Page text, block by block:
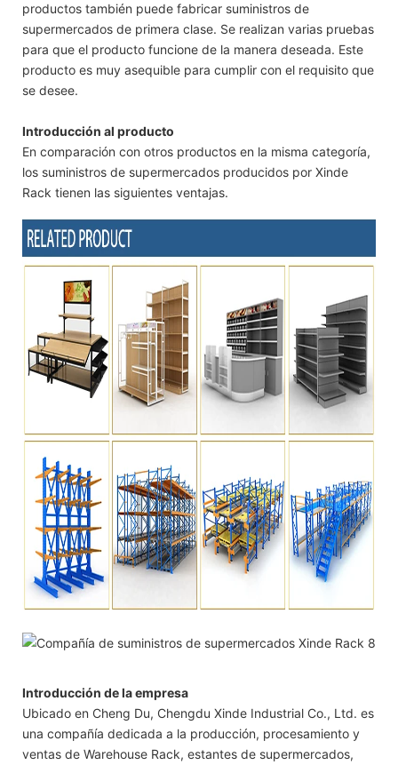
productos también puede fabricar suministros de
supermercados de primera clase. Se realizan varias pruebas
para que el producto funcione de la manera deseada. Este
producto es muy asequible para cumplir con el requisito que
se desee.
Introducción al producto
En comparación con otros productos en la misma categoría,
los suministros de supermercados producidos por Xinde
Rack tienen las siguientes ventajas.
Introducción de la empresa
Ubicado en Cheng Du, Chengdu Xinde Industrial Co., Ltd. es
una compañía dedicada a la producción, procesamiento y
ventas de Warehouse Rack, estantes de supermercados,